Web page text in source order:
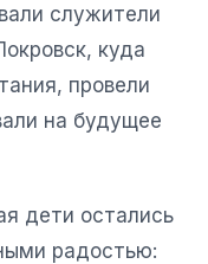
служители
куда
провели
на будущее
дети остались
радостью: